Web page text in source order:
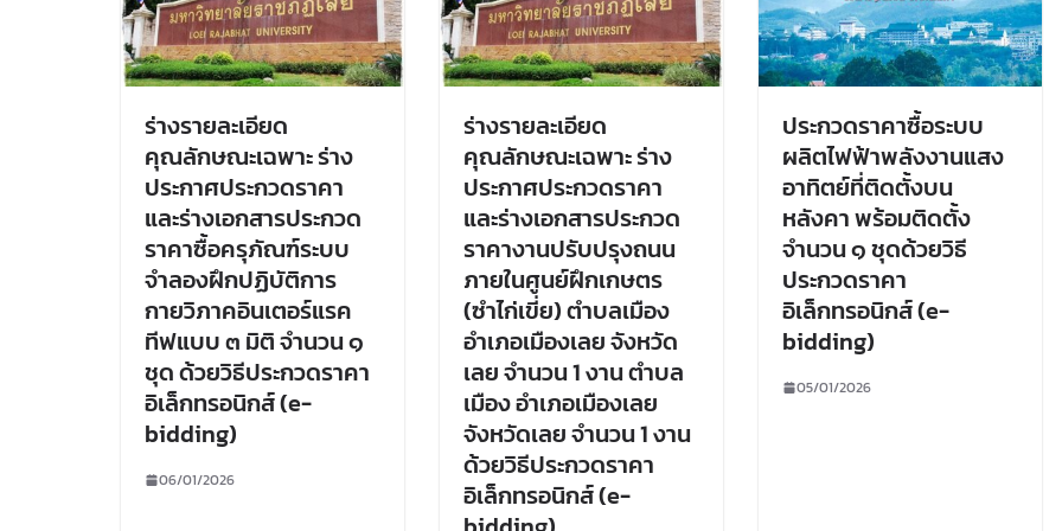
ร่างรายละเอียด
คุณลักษณะเฉพาะ ร่าง
ประกาศประกวดราคา
และร่างเอกสารประกวด
ราคาซื้อครุภัณฑ์ระบบ
จำลองฝึกปฏิบัติการ
กายวิภาคอินเตอร์แรค
ทีฟแบบ ๓ มิติ จำนวน ๑
ชุด ด้วยวิธีประกวดราคา
อิเล็กทรอนิกส์ (e-
bidding)
06/01/2026
ร่างรายละเอียด
คุณลักษณะเฉพาะ ร่าง
ประกาศประกวดราคา
และร่างเอกสารประกวด
ราคางานปรับปรุงถนน
ภายในศูนย์ฝึกเกษตร
(ซำไก่เขี่ย) ตำบลเมือง
อำเภอเมืองเลย จังหวัด
เลย จำนวน 1 งาน ตำบล
เมือง อำเภอเมืองเลย
จังหวัดเลย จำนวน 1 งาน
ด้วยวิธีประกวดราคา
อิเล็กทรอนิกส์ (e-
ประกวดราคาซื้อระบบ
ผลิตไฟฟ้าพลังงานแสง
อาทิตย์ที่ติดตั้งบน
หลังคา พร้อมติดตั้ง
จำนวน ๑ ชุดด้วยวิธี
ประกวดราคา
อิเล็กทรอนิกส์ (e-
bidding)
05/01/2026